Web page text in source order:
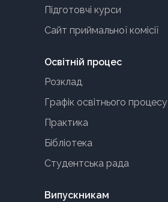
Підготовчі курси
Сайт приймальної комісії
Освітній процес
Розклад
Графік освітнього процесу
Практика
Бібліотека
Студентська рада
Випускникам